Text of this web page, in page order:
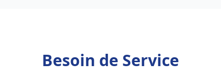
Besoin de Service